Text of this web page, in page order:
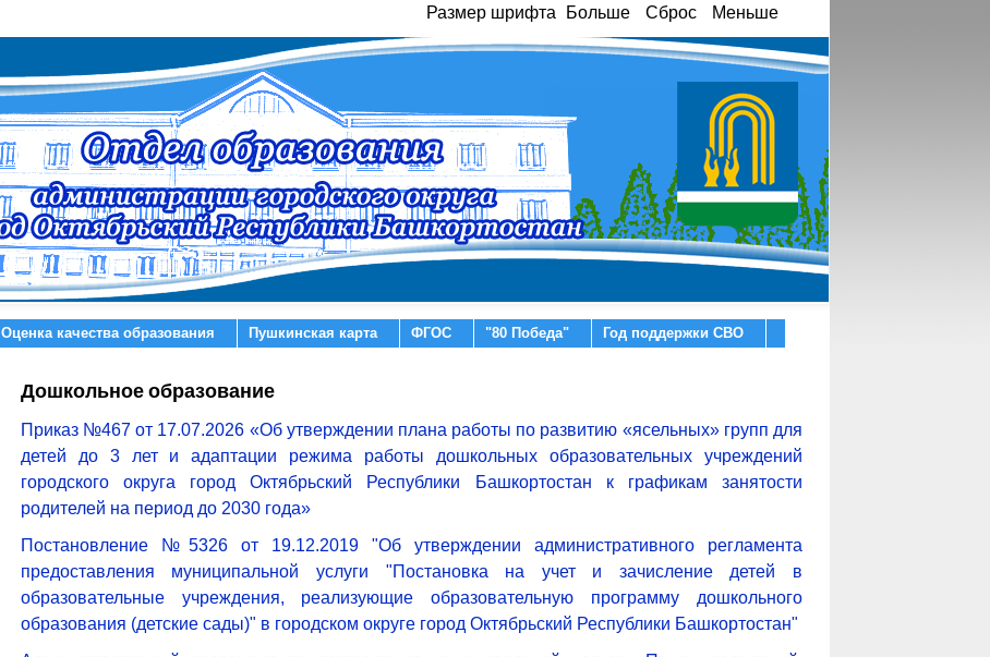
Размер шрифта Больше Сброс Меньше
Оценка качества образования Пушкинская карта ФГОС "80 Победа" Год поддержки СВО
Дошкольное образование
Приказ №467 от 17.07.2026 «Об утверждении плана работы по развитию «ясельных» групп для
детей до 3 лет и адаптации режима работы дошкольных образовательных учреждений
городского округа город Октябрьский Республики Башкортостан к графикам занятости
родителей на период до 2030 года»
Постановление №5326 от 19.12.2019 "Об утверждении административного регламента
предоставления муниципальной услуги "Постановка на учет и зачисление детей в
образовательные учреждения, реализующие образовательную программу дошкольного
образования (детские сады)" в городском округе город Октябрьский Республики Башкортостан"